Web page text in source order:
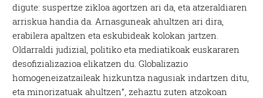
digute: suspertze zikloa agortzen ari da, eta atzeraldiaren
arriskua handia da. Arnasguneak ahultzen ari dira,
erabilera apaltzen eta eskubideak kolokan jartzen.
Oldarraldi judizial, politiko eta mediatikoak euskararen
desofizializazioa elikatzen du. Globalizazio
homogeneizatzaileak hizkuntza nagusiak indartzen ditu,
eta minorizatuak ahultzen”, zehaztu zuten atzokoan